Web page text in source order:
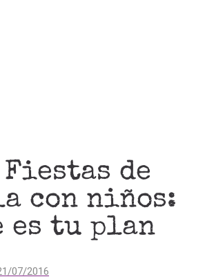
Fiestas de
con niños:
es tu plan
07/2016